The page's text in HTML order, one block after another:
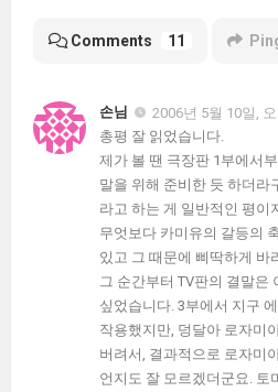
Comments 11
손님
2006년 5월 10일,
총평 잘 읽었습니다.
제가 볼 땐 극장판 1부에서
말을 위해 준비한 듯 하더라
라고 하는 게 일반적인 평이
무엇보다 카미유의 갈등의
있고 그 때문에 삐딱하게 바
그 순간부터 TV판의 결말은
싶었습니다. 3부에서 지구
작용했지만, 덩달아 로자미
버려서, 결과적으로 로자미
언지도 잘 모르겠더군요.